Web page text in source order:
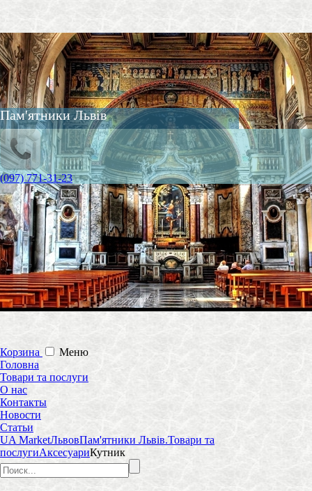
Пам'ятники Львів
(097) 771-31-23
Корзина
Меню
Головна
Товари та послуги
О нас
Контакты
Новости
Статьи
UA MarketЛьвовПам'ятники Львів.Товари та
послугиАксесуариКутник